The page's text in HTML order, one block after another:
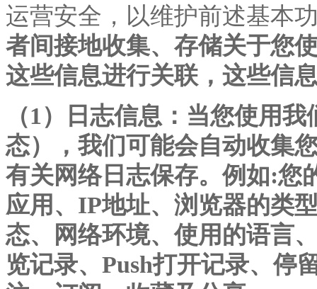
运营安全，以维护前述基本
者间接地收集、存储关于您
这些信息进行关联，这些信
（1）日志信息：当您使用
态），我们可能会自动收集
有关网络日志保存。例如:您
应用、IP地址、浏览器的类
态、网络环境、使用的语言
览记录、Push打开记录、停